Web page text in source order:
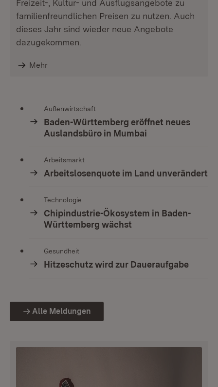
Freizeit-, Kultur- und Ausflugsangebote zu
familienfreundlichen Preisen zu nutzen. Auch
dieses Jahr sind wieder neue Angebote
dazugekommen.
Mehr
Außenwirtschaft
Baden-Württemberg eröffnet neues
Auslandsbüro in Mumbai
Arbeitsmarkt
Arbeitslosenquote im Land unverändert
Technologie
Chipindustrie-Ökosystem in Baden-
Württemberg wächst
Gesundheit
Hitzeschutz wird zur Daueraufgabe
Alle Meldungen